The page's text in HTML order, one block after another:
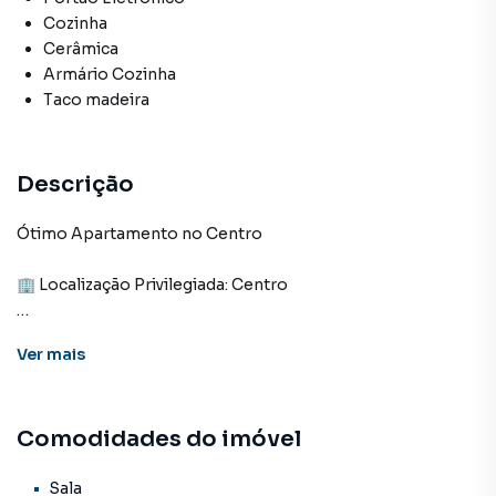
Cozinha
Cerâmica
Armário Cozinha
Taco madeira
Descrição
Ótimo Apartamento no Centro
🏢 Localização Privilegiada: Centro
Características:
Sala para dois ambientes
Garagem rotativa para 1 carro
Ver mais
Comodidades do imóvel
Sala